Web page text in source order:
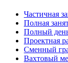
Частичная
Полная
Полный
Проектная
Сменный
Вахтовый